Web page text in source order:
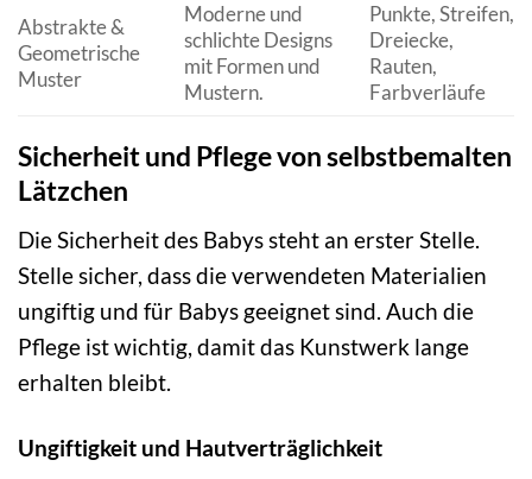
Abstrakte &
Geometrische
Muster
Moderne und
schlichte Designs
mit Formen und
Mustern.
Punkte, Streifen,
Dreiecke,
Rauten,
Farbverläufe
Sicherheit und Pflege von selbstbemalten
Lätzchen
Die Sicherheit des Babys steht an erster Stelle.
Stelle sicher, dass die verwendeten Materialien
ungiftig und für Babys geeignet sind. Auch die
Pflege ist wichtig, damit das Kunstwerk lange
erhalten bleibt.
Ungiftigkeit und Hautverträglichkeit